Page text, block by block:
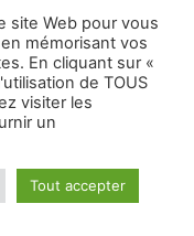
site Web pour vous
mémorisant vos
En cliquant sur «
de TOUS
visiter les
un
Tout accepter